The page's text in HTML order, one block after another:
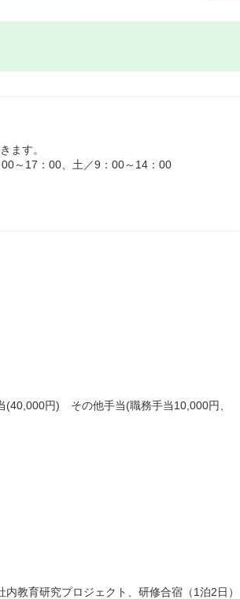
ます。
～17：00、土／9：00～14：00
円) その他手当(職務手当10,000円、
教育研究プロジェクト、研修合宿（1泊2日）